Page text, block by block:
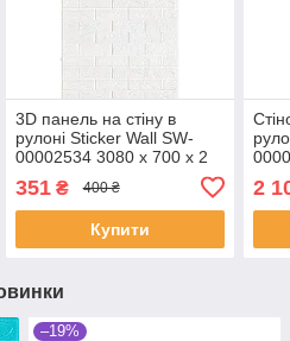
3D панель на стіну в
рулоні Sticker Wall SW-
00002534 3080 x 700 x 2
351₴ 400 ₴
Купити
2
–19%